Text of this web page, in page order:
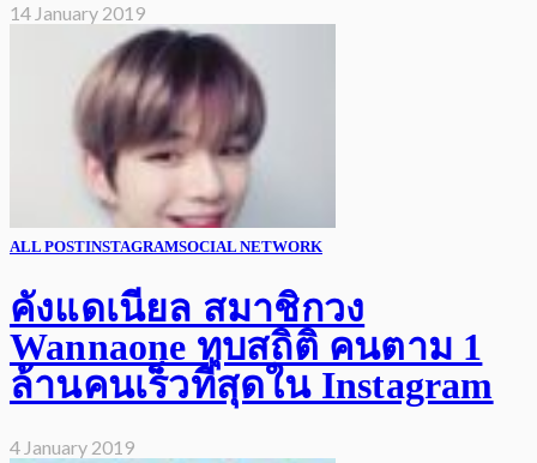
14 January 2019
ALL POSTINSTAGRAMSOCIAL NETWORK
คังแดเนียล สมาชิกวง
Wannaone ทุบสถิติ คนตาม 1
ล้านคนเร็วที่สุดใน Instagram
4 January 2019